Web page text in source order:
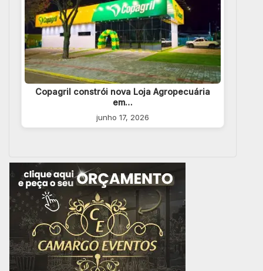
Copagril constrói nova Loja Agropecuária
em…
junho 17, 2026